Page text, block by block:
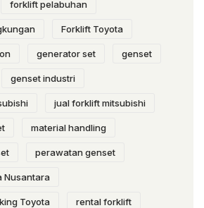
forklift pelabuhan
Forklift Toyota
generator set genset
genset industri
jual forklift mitsubishi
material handling
perawatan genset
Nusantara
Toyota rental forklift